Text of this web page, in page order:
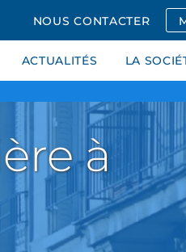
NOUS CONTACTER
ACTUALITÉS LA
à